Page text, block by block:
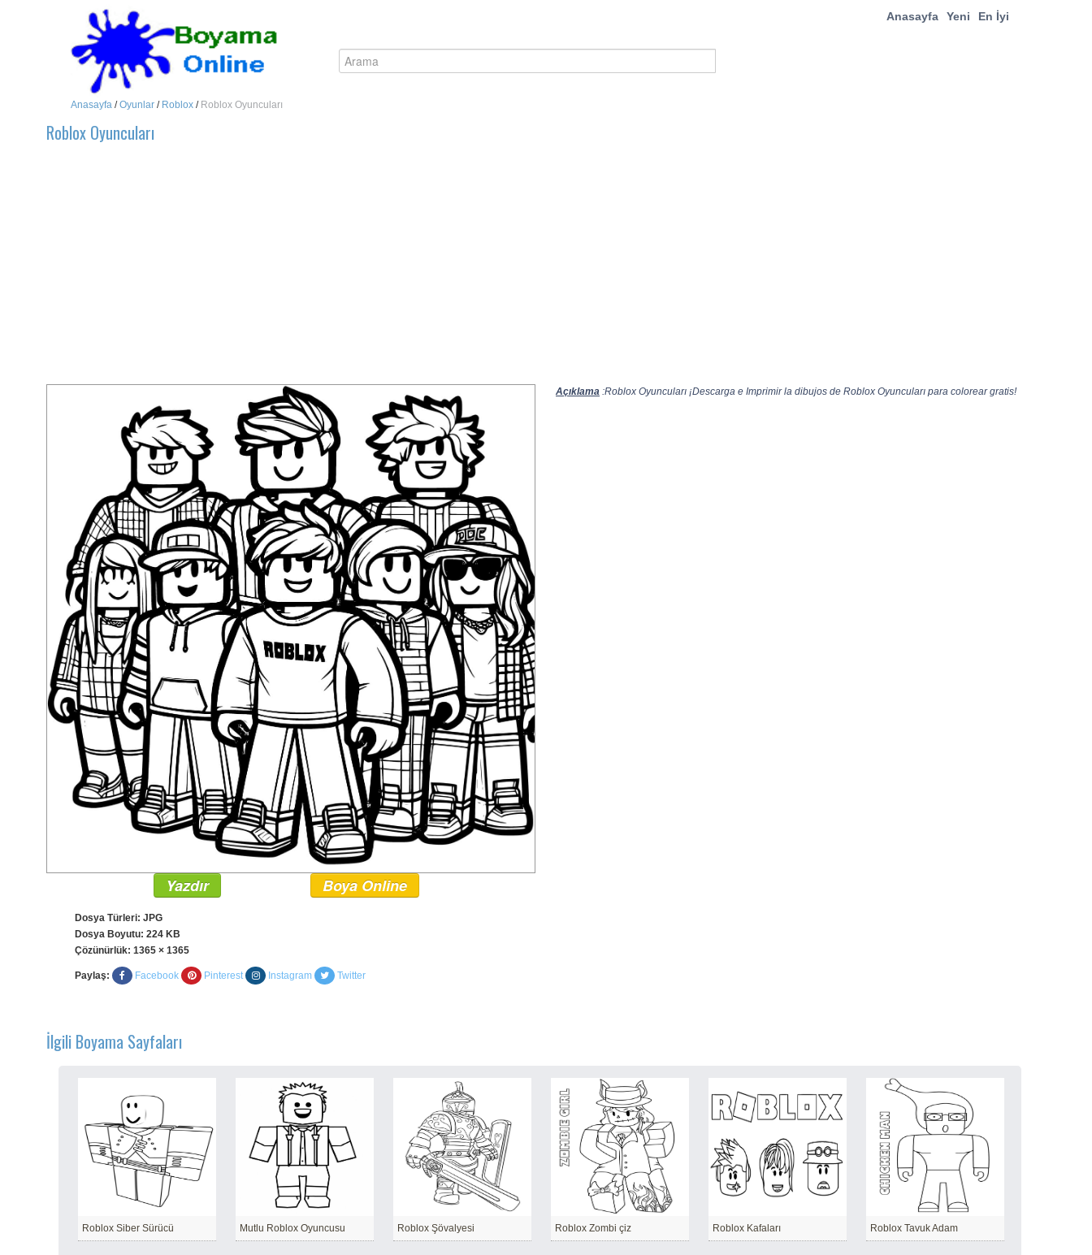
Anasayfa Yeni En İyi
Anasayfa /Oyunlar / Roblox / Roblox Oyuncuları
Roblox Oyuncuları
Açıklama :Roblox Oyuncuları ¡Descarga e Imprimir la dibujos de Roblox Oyuncuları para colorear gratis!
Yazdır Boya Online
Dosya Türleri: JPG
Dosya Boyutu: 224 KB
Çözünürlük: 1365 × 1365
Paylaş: Facebook Pinterest Instagram Twitter
İlgili Boyama Sayfaları
Roblox Siber Sürücü Mutlu Roblox Oyuncusu Roblox Şövalyesi Roblox Zombi çiz Roblox Kafaları Roblox Tavuk Adam